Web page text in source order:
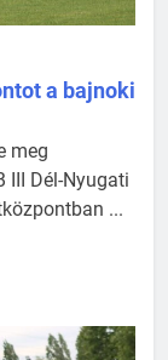
a bajnoki
meg
III Dél-Nyugati
...